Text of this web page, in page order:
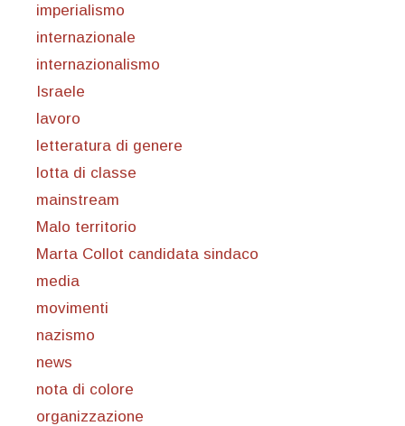
imperialismo
internazionale
internazionalismo
Israele
lavoro
letteratura di genere
lotta di classe
mainstream
Malo territorio
Marta Collot candidata sindaco
media
movimenti
nazismo
news
nota di colore
organizzazione